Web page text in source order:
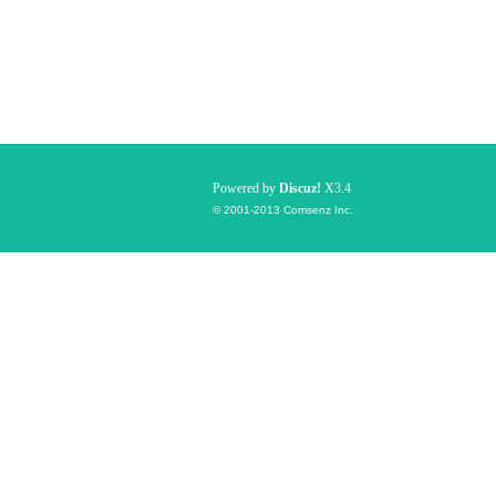
Powered by Discuz! X3.4
© 2001-2013 Comsenz Inc.